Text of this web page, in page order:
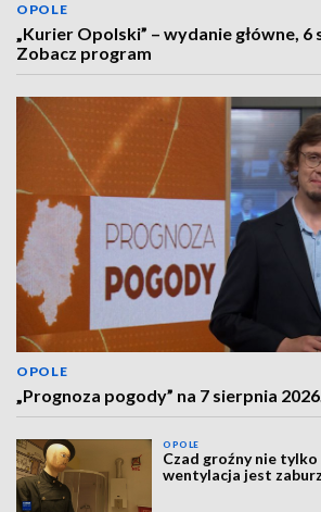
OPOLE
„Kurier Opolski” – wydanie główne, 6
Zobacz program
OPOLE
„Prognoza pogody” na 7 sierpnia
OPOLE
Czad groźny nie tylko
wentylacja jest